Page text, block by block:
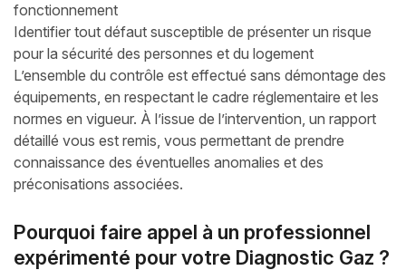
fonctionnement
Identifier tout défaut susceptible de présenter un risque
pour la sécurité des personnes et du logement
L’ensemble du contrôle est effectué sans démontage des
équipements, en respectant le cadre réglementaire et les
normes en vigueur. À l’issue de l’intervention, un rapport
détaillé vous est remis, vous permettant de prendre
connaissance des éventuelles anomalies et des
préconisations associées.
Pourquoi faire appel à un professionnel
expérimenté pour votre Diagnostic Gaz ?